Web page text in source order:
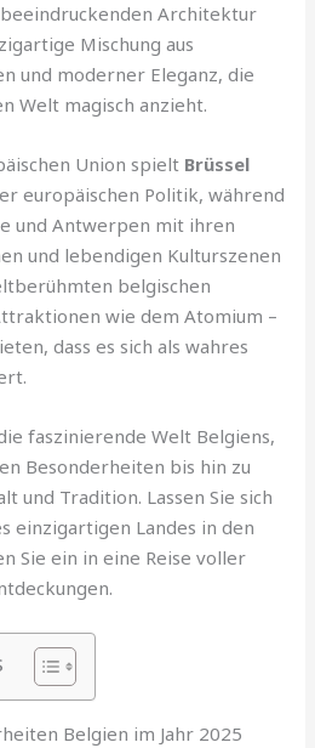
Architektur
Mischung aus
und moderner Eleganz, die
Welt magisch anzieht.
Union spielt Brüssel
europäischen Politik, während
und Antwerpen mit ihren
und lebendigen Kulturszenen
belgischen
wie dem Atomium –
dass es sich als wahres
faszinierende Welt Belgiens,
Besonderheiten bis hin zu
und Tradition. Lassen Sie sich
einzigartigen Landes in den
Sie ein in eine Reise voller
Belgien im Jahr 2025